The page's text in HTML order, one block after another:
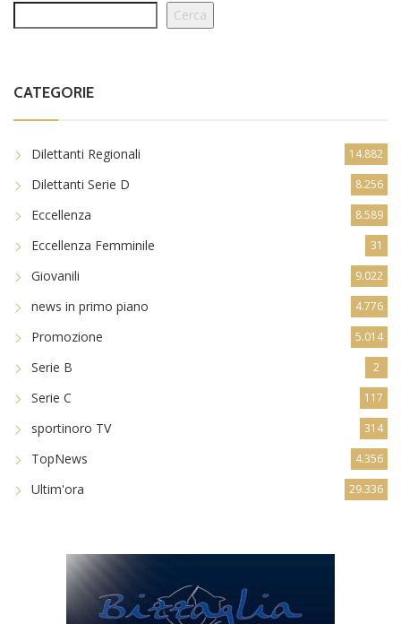
Cerca
CATEGORIE
Dilettanti Regionali 14.882
Dilettanti Serie D 8.256
Eccellenza 8.589
Eccellenza Femminile 31
Giovanili 9.022
news in primo piano 4.776
Promozione 5.014
Serie B 2
Serie C 117
sportinoro TV 314
TopNews 4.356
Ultim'ora 29.336